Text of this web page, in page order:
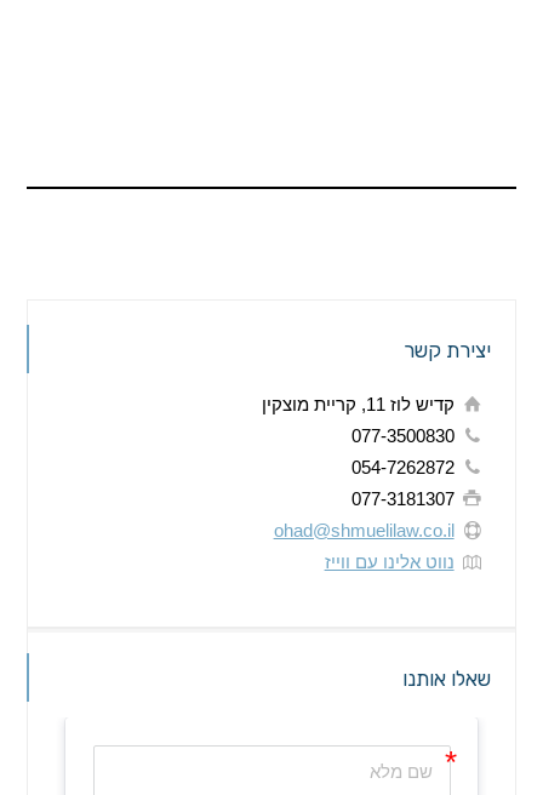
יצירת קשר
קדיש לוז 11, קריית מוצקין
077-3500830
054-7262872
077-3181307
ohad@shmuelilaw.co.il
נווט אלינו עם ווייז
שאלו אותנו